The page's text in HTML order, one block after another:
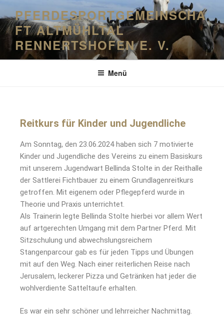
PFERDESPORTGEMEINSCHA
FT ALTMÜHLTAL
RENNERTSHOFEN E. V.
Menü
Reitkurs für Kinder und Jugendliche
Am Sonntag, den 23.06.2024 haben sich 7 motivierte
Kinder und Jugendliche des Vereins zu einem Basiskurs
mit unserem Jugendwart Bellinda Stolte in der Reithalle
der Sattlerei Fichtbauer zu einem Grundlagenreitkurs
getroffen. Mit eigenem oder Pflegepferd wurde in
Theorie und Praxis unterrichtet.
Als Trainerin legte Bellinda Stolte hierbei vor allem Wert
auf artgerechten Umgang mit dem Partner Pferd. Mit
Sitzschulung und abwechslungsreichem
Stangenparcour gab es für jeden Tipps und Übungen
mit auf den Weg. Nach einer reiterlichen Reise nach
Jerusalem, leckerer Pizza und Getränken hat jeder die
wohlverdiente Satteltaufe erhalten.
Es war ein sehr schöner und lehrreicher Nachmittag.